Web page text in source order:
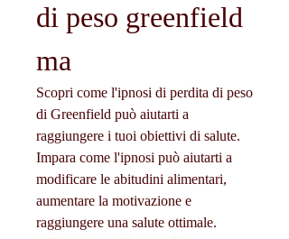
di peso greenfield
ma
Scopri come l'ipnosi di perdita di peso
di Greenfield può aiutarti a
raggiungere i tuoi obiettivi di salute.
Impara come l'ipnosi può aiutarti a
modificare le abitudini alimentari,
aumentare la motivazione e
raggiungere una salute ottimale.